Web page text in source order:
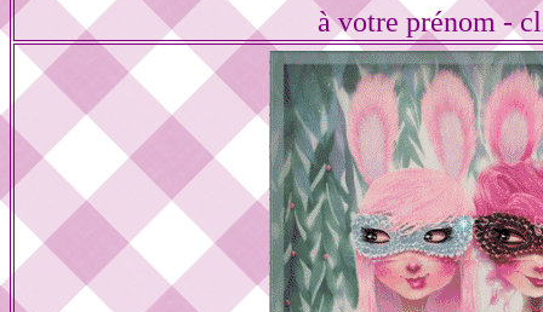
à votre prénom -